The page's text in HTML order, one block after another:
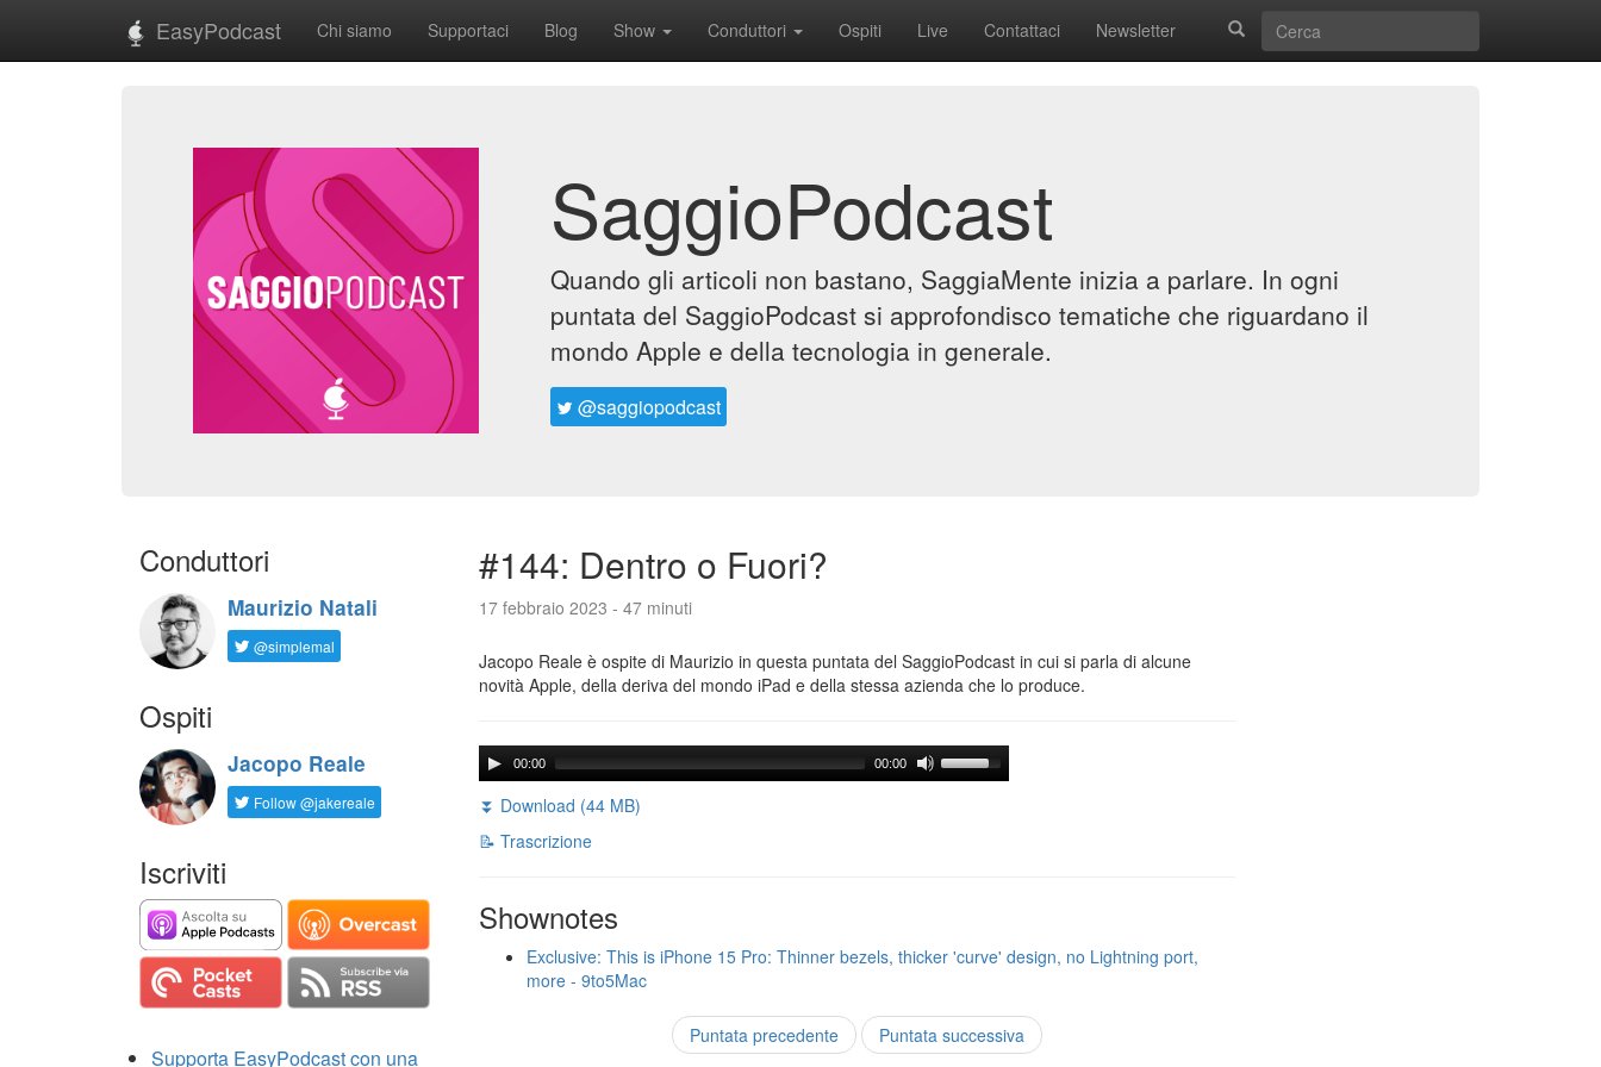
EasyPodcast Chi siamo Supportaci Blog Show Conduttori Ospiti Live Contattaci Newsletter
SaggioPodcast
Quando gli articoli non bastano, SaggiaMente inizia a parlare. In ogni
puntata del SaggioPodcast si approfondisco tematiche che riguardano il
mondo Apple e della tecnologia in generale.
@saggiopodcast
Conduttori
Maurizio Natali
@simplemal
Ospiti
Jacopo Reale
Follow @jakereale
Iscriviti
Supporta EasyPodcast con una
#144: Dentro o Fuori?
17 febbraio 2023 - 47 minuti
Jacopo Reale è ospite di Maurizio in questa puntata del SaggioPodcast in cui si parla di alcune
novità Apple, della deriva del mondo iPad e della stessa azienda che lo produce.
00:00 00:00
⏬ Download (44 MB)
📝 Trascrizione
Shownotes
Exclusive: This is iPhone 15 Pro: Thinner bezels, thicker 'curve' design, no Lightning port,
more - 9to5Mac
Puntata precedente Puntata successiva